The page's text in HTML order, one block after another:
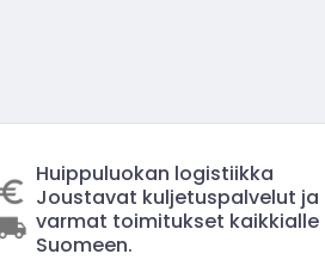
Huippuluokan logistiikka
Joustavat kuljetuspalvelut ja
varmat toimitukset kaikkialle
Suomeen.